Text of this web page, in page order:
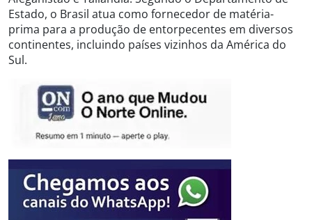
Estado, o Brasil atua como fornecedor de matéria-
prima para a produção de entorpecentes em diversos
continentes, incluindo países vizinhos da América do
Sul.